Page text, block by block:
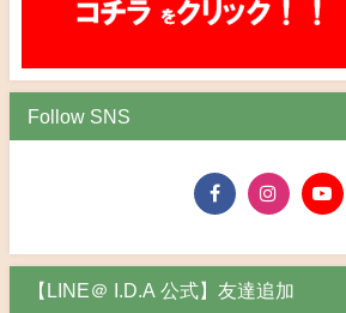
Follow SNS
【LINE＠ I.D.A 公式】友達追加